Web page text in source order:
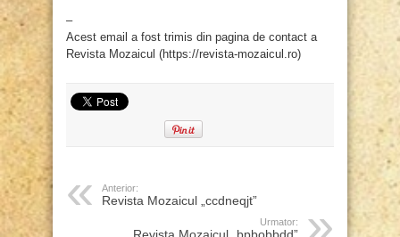
–
Acest email a fost trimis din pagina de contact a
Revista Mozaicul (https://revista-mozaicul.ro)
Anterior:
Revista Mozaicul „ccdneqjt”
Urmator: